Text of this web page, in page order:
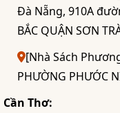
Đà Nẵng, 910A
BẮC QUẬN SƠN
[Nhà Sách
PHƯỜNG PHƯỚC
Cần Thơ: